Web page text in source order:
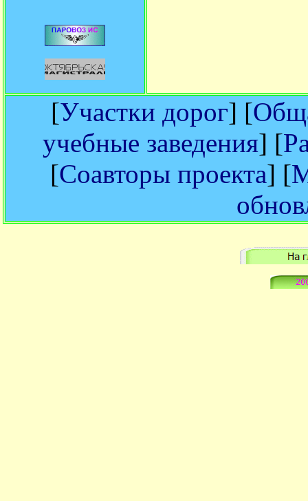
[Участки дорог] [
учебные заведения] [
[Соавторы проекта] [